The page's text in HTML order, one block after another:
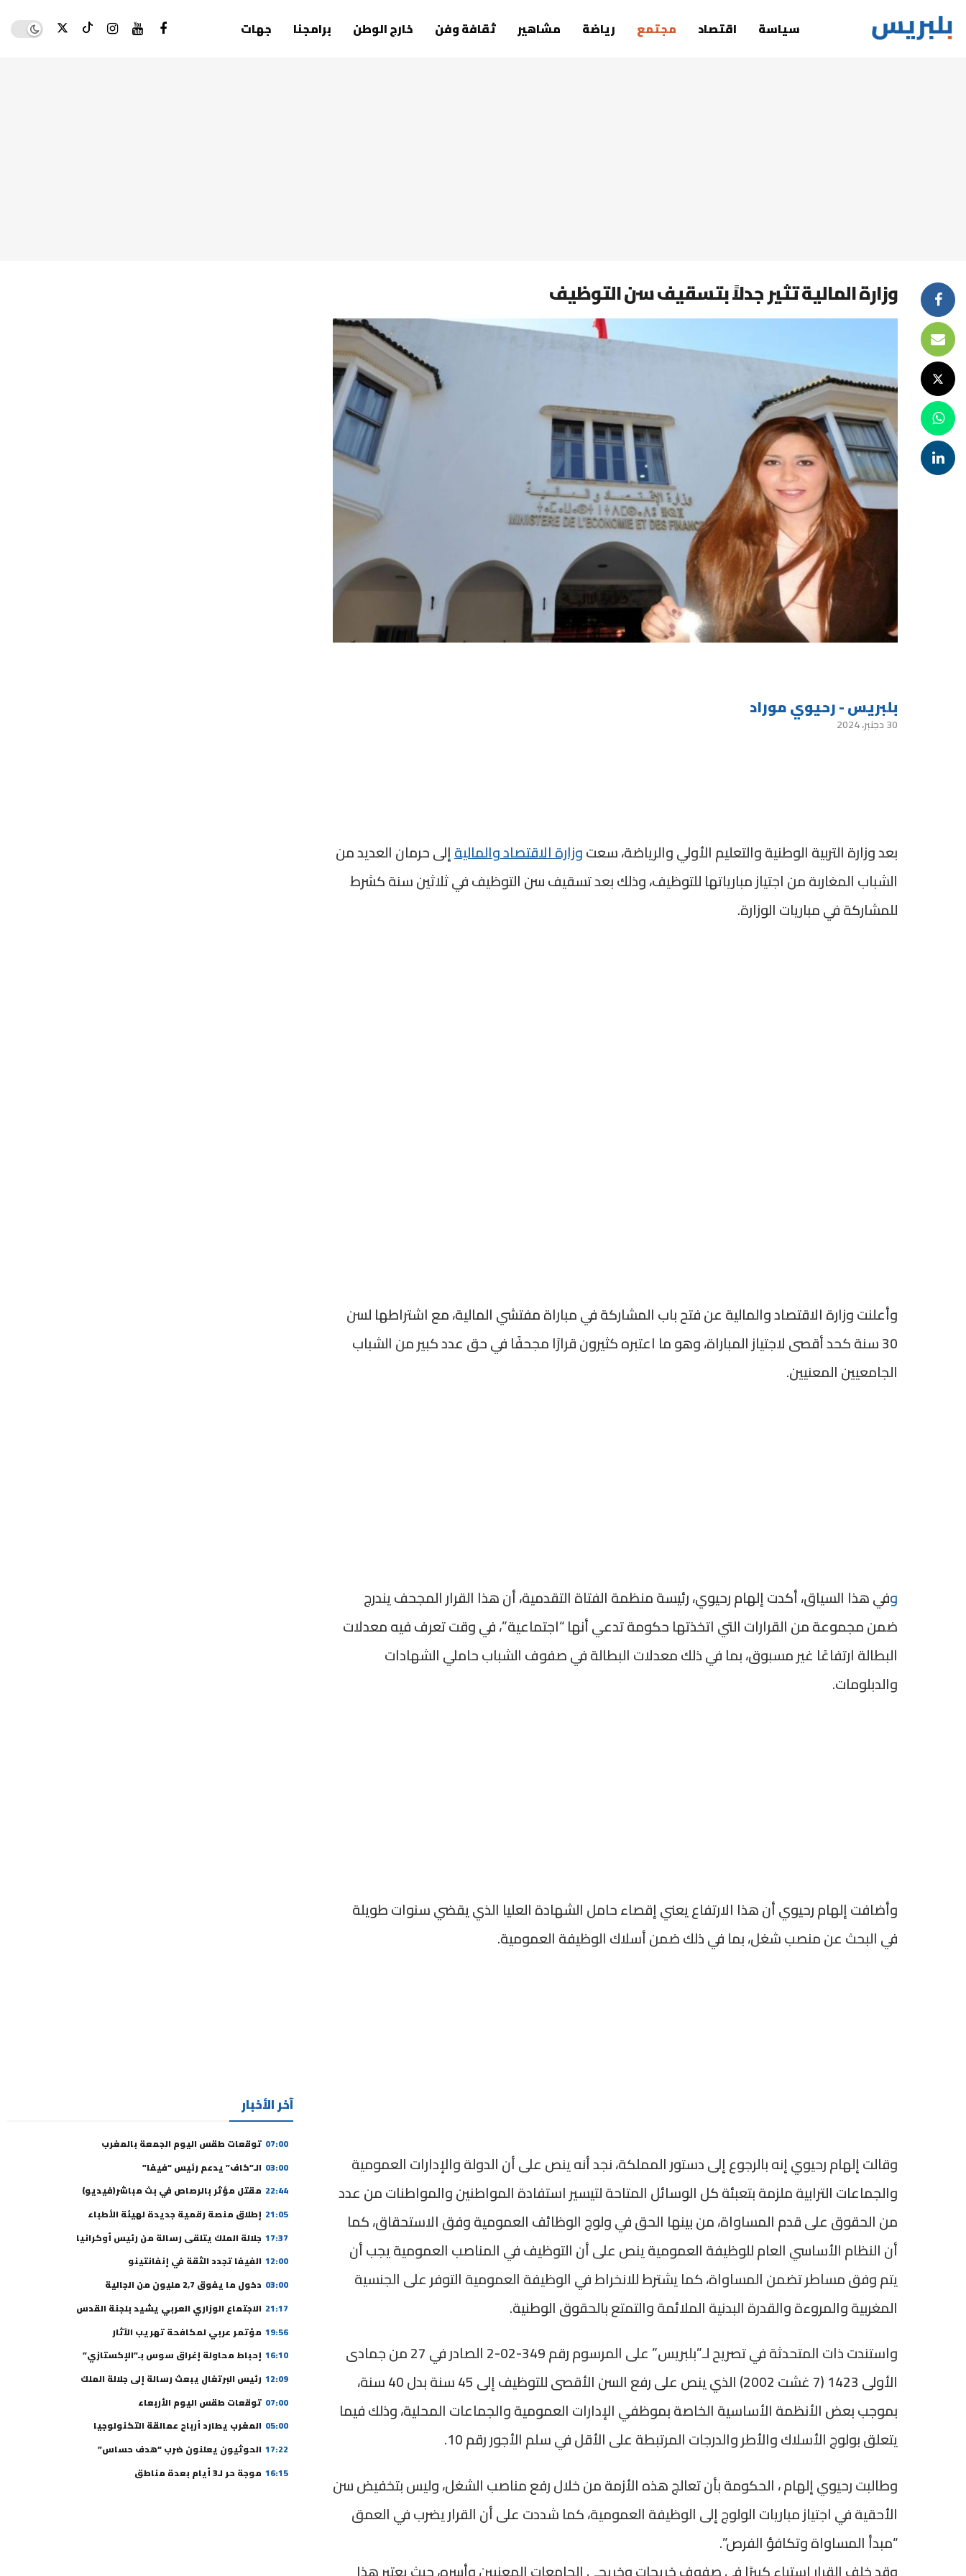
سياسة اقتصاد مجتمع رياضة مشاهير ثقافة وفن خارج الوطن برامجنا جهات mode
وزارة المالية تثير جدلاً بتسقيف سن التوظيف
بلبريس - رحيوي موراد
30 دجنبر، 2024
بعد وزارة التربية الوطنية والتعليم الأولي والرياضة، سعتوزارة الاقتصاد والماليةإلى حرمان العديد من
الشباب المغاربة من اجتياز مبارياتها للتوظيف، وذلك بعد تسقيف سن التوظيف في ثلاثين سنة كشرط
للمشاركة في مباريات الوزارة.
وأعلنت وزارة الاقتصاد والمالية عن فتح باب المشاركة في مباراة مفتشي المالية، مع اشتراطها لسن
30 سنة كحد أقصى لاجتياز المباراة، وهو ما اعتبره كثيرون قرارًا مجحفًا في حق عدد كبير من الشباب
الجامعيين المعنيين.
وفي هذا السياق، أكدت إلهام رحيوي، رئيسة منظمة الفتاة التقدمية، أن هذا القرار المجحف يندرج
ضمن مجموعة من القرارات التي اتخذتها حكومة تدعي أنها “اجتماعية”، في وقت تعرف فيه معدلات
البطالة ارتفاعًا غير مسبوق، بما في ذلك معدلات البطالة في صفوف الشباب حاملي الشهادات
والدبلومات.
وأضافت إلهام رحيوي أن هذا الارتفاع يعني إقصاء حامل الشهادة العليا الذي يقضي سنوات طويلة
في البحث عن منصب شغل، بما في ذلك ضمن أسلاك الوظيفة العمومية.
وقالت إلهام رحيوي إنه بالرجوع إلى دستور المملكة، نجد أنه ينص على أن الدولة والإدارات العمومية
والجماعات الترابية ملزمة بتعبئة كل الوسائل المتاحة لتيسير استفادة المواطنين والمواطنات من عدد
من الحقوق على قدم المساواة، من بينها الحق في ولوج الوظائف العمومية وفق الاستحقاق، كما
أن النظام الأساسي العام للوظيفة العمومية ينص على أن التوظيف في المناصب العمومية يجب أن
يتم وفق مساطر تضمن المساواة، كما يشترط للانخراط في الوظيفة العمومية التوفر على الجنسية
المغربية والمروءة والقدرة البدنية الملائمة والتمتع بالحقوق الوطنية.
واستندت ذات المتحدثة في تصريح لـ”بلبريس” على المرسوم رقم 349-02-2 الصادر في 27 من جمادى
الأولى 1423 (7 غشت 2002) الذي ينص على رفع السن الأقصى للتوظيف إلى 45 سنة بدل 40 سنة،
بموجب بعض الأنظمة الأساسية الخاصة بموظفي الإدارات العمومية والجماعات المحلية، وذلك فيما
يتعلق بولوج الأسلاك والأطر والدرجات المرتبطة على الأقل في سلم الأجور رقم 10.
وطالبت رحيوي إلهام ، الحكومة بأن تعالج هذه الأزمة من خلال رفع مناصب الشغل، وليس بتخفيض سن
الأحقية في اجتياز مباريات الولوج إلى الوظيفة العمومية، كما شددت على أن القرار يضرب في العمق
“مبدأ المساواة وتكافؤ الفرص”.
آخر الأخبار
07:00 توقعات طقس اليوم الجمعة بالمغرب
03:00 الـ”كاف” يدعم رئيس “فيفا”
22:44 مقتل مؤثر بالرصاص في بث مباشر(فيديو)
21:05 إطلاق منصة رقمية جديدة لهيئة الأطباء
17:37 جلالة الملك يتلقى رسالة من رئيس أوكرانيا
12:00 الفيفا تجدد الثقة في إنفانتينو
03:00 دخول ما يفوق 2,7 مليون من الجالية
21:17 الاجتماع الوزاري العربي يشيد بلجنة القدس
19:56 مؤتمر عربي لمكافحة تهريب الآثار
16:10 إحباط محاولة إغراق سوس بـ”الإكستازي”
12:09 رئيس البرتغال يبعث رسالة إلى جلالة الملك
07:00 توقعات طقس اليوم الأربعاء
05:00 المغرب يطارد أرباح عمالقة التكنولوجيا
17:22 الحوثيون يعلنون ضرب “هدف حساس”
16:15 موجة حر لـ3 أيام بعدة مناطق